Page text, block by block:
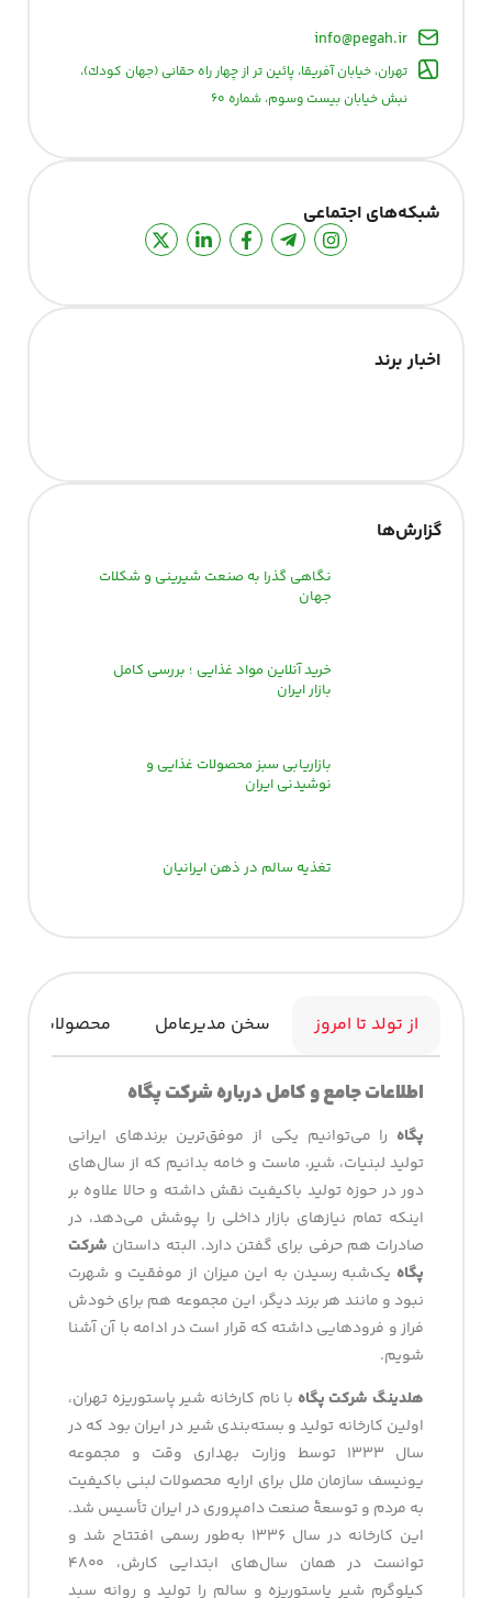
info@pegah.ir
تهران، خيابان آفريقا، پائين تر از چهار راه حقانی (جهان كودك)،
نبش خيابان بيست وسوم، شماره ۶۰
شبکه‌های اجتماعی
اخبار برند
گزارش‌‌ها
نگاهی گذرا به صنعت شیرینی و شکلات
جهان
خرید آنلاین مواد غذایی ؛ بررسی کامل
بازار ایران
بازاریابی سبز محصولات غذایی و
نوشیدنی ایران
تغذیه سالم در ذهن ایرانیان
از تولد تا امروز سخن مدیرعامل محصولات
اطلاعات جامع و کامل درباره شرکت پگاه
پگاه را می‌توانیم یکی از موفق‌ترین برندهای ایرانی
تولید لبنیات، شیر، ماست و خامه بدانیم که از سال‌های
دور در حوزه تولید باکیفیت نقش داشته و حالا علاوه بر
اینکه تمام نیازهای بازار داخلی را پوشش می‌دهد، در
صادرات هم حرفی برای گفتن دارد. البته داستان شرکت
پگاه یک‌شبه رسیدن به این میزان از موفقیت و شهرت
نبود و مانند هر برند دیگر، این مجموعه هم برای خودش
فراز و فرودهایی داشته که قرار است در ادامه با آن آشنا
شویم.
هلدینگ شرکت پگاه با نام کارخانه شیر پاستوریزه تهران،
اولین کارخانه تولید و بسته‌بندی شیر در ایران بود که در
سال ۱۳۳۳ توسط وزارت بهداری وقت و مجموعه
یونیسف سازمان ملل برای ارایه محصولات لبنی باکیفیت
به مردم و توسعۀ صنعت دامپروری در ایران تأسیس شد.
این کارخانه در سال ۱۳۳۶ به‌طور رسمی افتتاح شد و
توانست در همان سال‌های ابتدایی کارش، ۴۸۰۰
کیلوگرم شیر پاستوریزه و سالم را تولید و روانه سبد